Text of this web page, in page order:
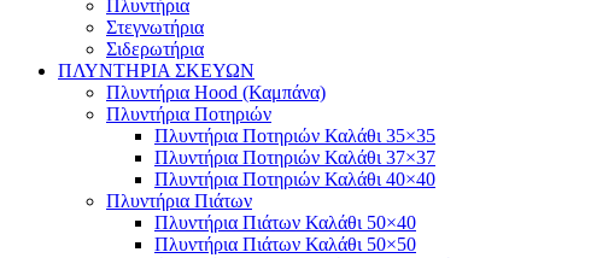
Πλυντήρια
Στεγνωτήρια
Σιδερωτήρια
ΠΛΥΝΤΗΡΙΑ ΣΚΕΥΩΝ
Πλυντήρια Hood (Καμπάνα)
Πλυντήρια Ποτηριών
Πλυντήρια Ποτηριών Καλάθι 35×35
Πλυντήρια Ποτηριών Καλάθι 37×37
Πλυντήρια Ποτηριών Καλάθι 40×40
Πλυντήρια Πιάτων
Πλυντήρια Πιάτων Καλάθι 50×40
Πλυντήρια Πιάτων Καλάθι 50×50